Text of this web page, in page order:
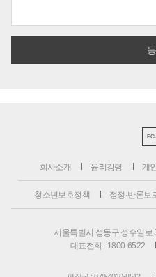
PC
회사소개 윤리강령 개
청소년보호정책 정정·반론보
서울특별시 성동구 성수일
대표전화 : 1800-6522